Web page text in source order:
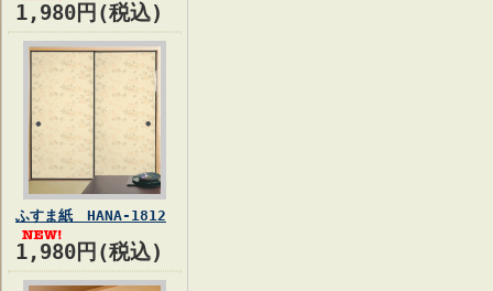
1,980円(税込)
ふすま紙 HANA-1812
1,980円(税込)